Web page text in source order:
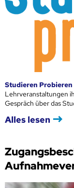
Studieren Probieren
Lehrveranstaltungen
Gespräch über das
Alles lesen